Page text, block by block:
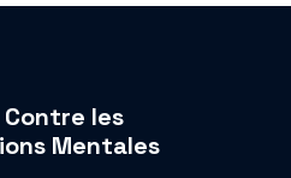
les
Mentales